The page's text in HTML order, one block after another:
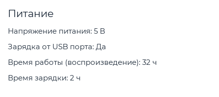
Питание
Напряжение питания: 5 В
Зарядка от USB порта: Да
Время работы (воспроизведение): 32 ч
Время зарядки: 2 ч